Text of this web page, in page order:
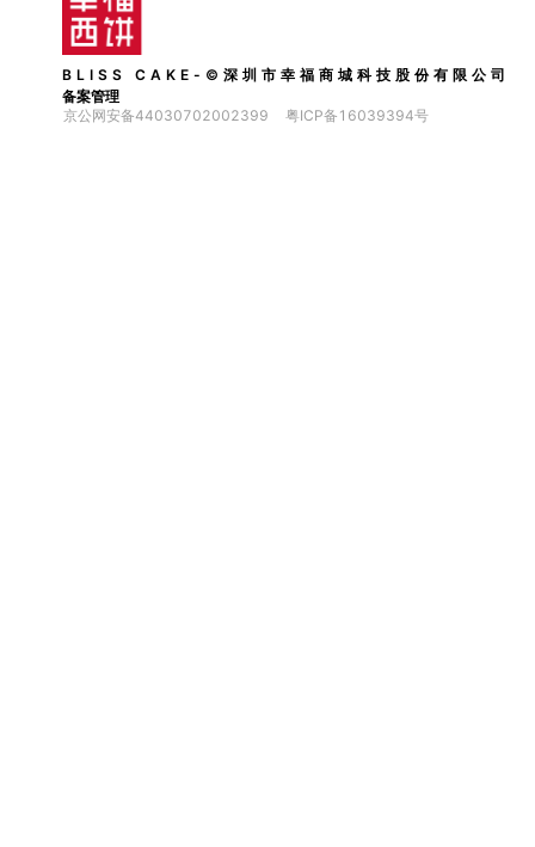
BLISS CAKE-©深圳市幸福商城科技股份有限公司
备案管理
京公网安备44030702002399
粤ICP备16039394号